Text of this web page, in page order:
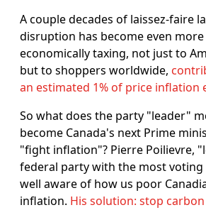
A couple decades of laissez-faire
disruption has become even
economically taxing, not just to
but to shoppers worldwide,
an estimated 1% of price inflation
So what does the party "leader"
become Canada's next Prime
"fight inflation"? Pierre Poilievre,
federal party with the most voting
well aware of how us poor
inflation. His solution: stop